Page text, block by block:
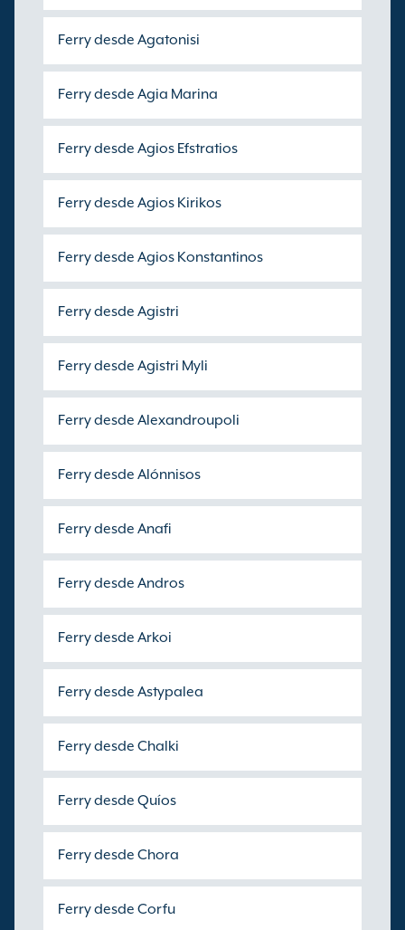
Ferry desde Agatonisi
Ferry desde Agia Marina
Ferry desde Agios Efstratios
Ferry desde Agios Kirikos
Ferry desde Agios Konstantinos
Ferry desde Agistri
Ferry desde Agistri Myli
Ferry desde Alexandroupoli
Ferry desde Alónnisos
Ferry desde Anafi
Ferry desde Andros
Ferry desde Arkoi
Ferry desde Astypalea
Ferry desde Chalki
Ferry desde Quíos
Ferry desde Chora
Ferry desde Corfu